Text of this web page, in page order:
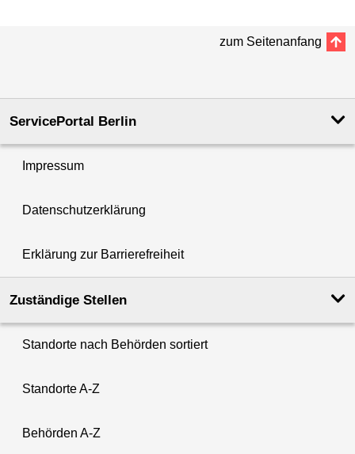
zum Seitenanfang
ServicePortal Berlin
Impressum
Datenschutzerklärung
Erklärung zur Barrierefreiheit
Zuständige Stellen
Standorte nach Behörden sortiert
Standorte A-Z
Behörden A-Z